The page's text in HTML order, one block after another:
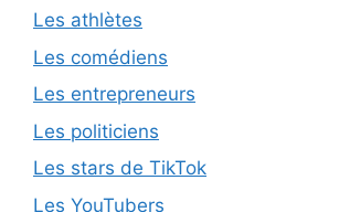
Les athlètes
Les comédiens
Les entrepreneurs
Les politiciens
Les stars de TikTok
Les YouTubers